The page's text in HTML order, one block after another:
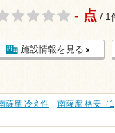
- 点 / 1
施設情報を見る
薩摩 冷え性 南薩摩 格安（